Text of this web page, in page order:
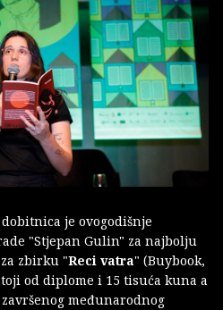
dobitnica je ovogodišnje
"Stjepan Gulin" za najbolju
zbirku "Reci vatra" (Buybook,
od diplome i 15 tisuća kuna a
međunarodnog